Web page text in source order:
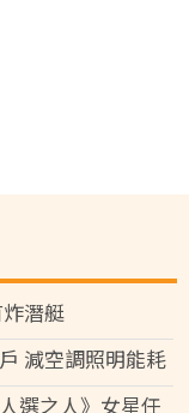
潛艇
減空調照明能耗
選之人》女星任